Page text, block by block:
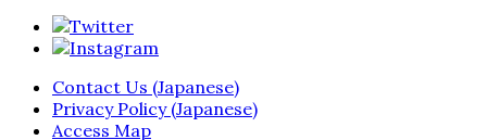
Contact Us (Japanese)
Privacy Policy (Japanese)
Access Map